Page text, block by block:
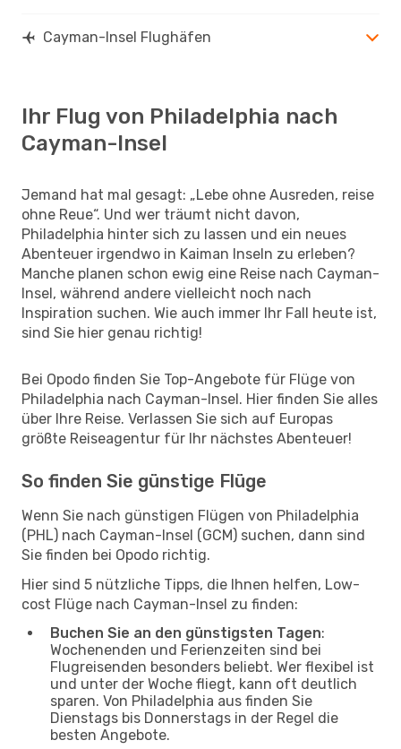
Cayman-Insel Flughäfen
Ihr Flug von Philadelphia nach
Cayman-Insel
Jemand hat mal gesagt: „Lebe ohne Ausreden, reise
ohne Reue“. Und wer träumt nicht davon,
Philadelphia hinter sich zu lassen und ein neues
Abenteuer irgendwo in Kaiman Inseln zu erleben?
Manche planen schon ewig eine Reise nach Cayman-
Insel, während andere vielleicht noch nach
Inspiration suchen. Wie auch immer Ihr Fall heute ist,
sind Sie hier genau richtig!
Bei Opodo finden Sie Top-Angebote für Flüge von
Philadelphia nach Cayman-Insel. Hier finden Sie alles
über Ihre Reise. Verlassen Sie sich auf Europas
größte Reiseagentur für Ihr nächstes Abenteuer!
So finden Sie günstige Flüge
Wenn Sie nach günstigen Flügen von Philadelphia
(PHL) nach Cayman-Insel (GCM) suchen, dann sind
Sie finden bei Opodo richtig.
Hier sind 5 nützliche Tipps, die Ihnen helfen, Low-
cost Flüge nach Cayman-Insel zu finden:
Buchen Sie an den günstigsten Tagen:
Wochenenden und Ferienzeiten sind bei
Flugreisenden besonders beliebt. Wer flexibel ist
und unter der Woche fliegt, kann oft deutlich
sparen. Von Philadelphia aus finden Sie
Dienstags bis Donnerstags in der Regel die
besten Angebote.